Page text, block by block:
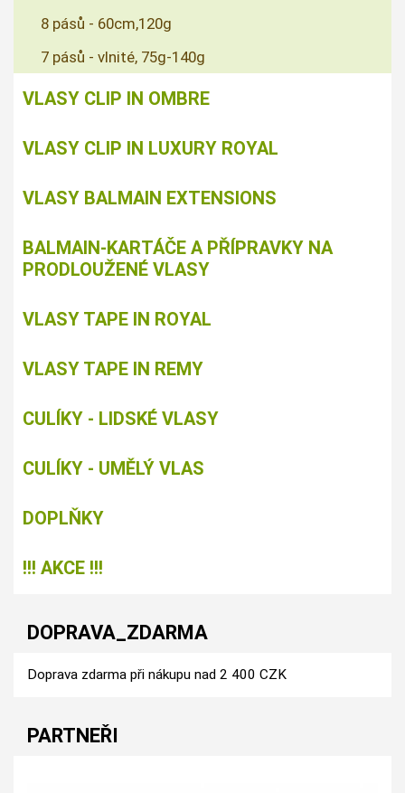
8 pásů - 60cm,120g
7 pásů - vlnité, 75g-140g
VLASY CLIP IN OMBRE
VLASY CLIP IN LUXURY ROYAL
VLASY BALMAIN EXTENSIONS
BALMAIN-KARTÁČE A PŘÍPRAVKY NA
PRODLOUŽENÉ VLASY
VLASY TAPE IN ROYAL
VLASY TAPE IN REMY
CULÍKY - LIDSKÉ VLASY
CULÍKY - UMĚLÝ VLAS
DOPLŇKY
!!! AKCE !!!
DOPRAVA_ZDARMA
Doprava zdarma při nákupu nad 2 400 CZK
PARTNEŘI